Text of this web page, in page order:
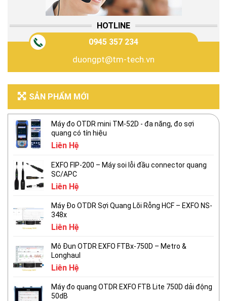
HOTLINE
0945 357 234
duongpt@tm-tech.vn
SẢN PHẨM MỚI
Máy đo OTDR mini TM-52D - đa năng, đo sợi
quang có tín hiệu
Liên Hệ
EXFO FIP-200 – Máy soi lỗi đầu connector quang
SC/APC
Liên Hệ
Máy Đo OTDR Sợi Quang Lõi Rỗng HCF – EXFO NS-
348x
Liên Hệ
Mô Đun OTDR EXFO FTBx-750D – Metro &
Longhaul
Liên Hệ
Máy đo quang OTDR EXFO FTB Lite 750D dải động
50dB